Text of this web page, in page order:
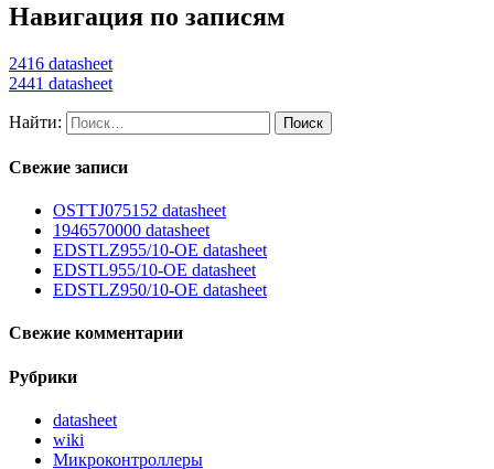
Навигация по записям
2416 datasheet
2441 datasheet
Найти:
Свежие записи
OSTTJ075152 datasheet
1946570000 datasheet
EDSTLZ955/10-OE datasheet
EDSTL955/10-OE datasheet
EDSTLZ950/10-OE datasheet
Свежие комментарии
Рубрики
datasheet
wiki
Микроконтроллеры